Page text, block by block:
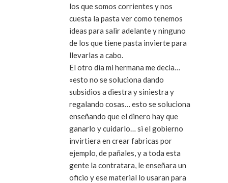
los que somos corrientes y nos
cuesta la pasta ver como tenemos
ideas para salir adelante y ninguno
de los que tiene pasta invierte para
llevarlas a cabo.
El otro dia mi hermana me decia…
«esto no se soluciona dando
subsidios a diestra y siniestra y
regalando cosas… esto se soluciona
enseñando que el dinero hay que
ganarlo y cuidarlo… si el gobierno
invirtiera en crear fabricas por
ejemplo, de pañales, y a toda esta
gente la contratara, le enseñara un
oficio y ese material lo usaran para